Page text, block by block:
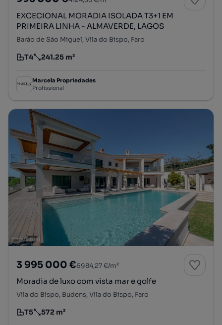
EXCECIONAL MORADIA ISOLADA T3+1 EM
PRIMEIRA LINHA - ALMAVERDE, LAGOS
Barão de São Miguel, Vila do Bispo, Faro
Tipologia
T4
Preço por metro quadrado
241.25 m²
Marcela Propriedades
Profissional
3 995 000 €6984,27 €/m²
Moradia de luxo com vista mar e golfe
Vila do Bispo, Budens, Vila do Bispo, Faro
Tipologia
T5
Preço por metro quadrado
572 m²